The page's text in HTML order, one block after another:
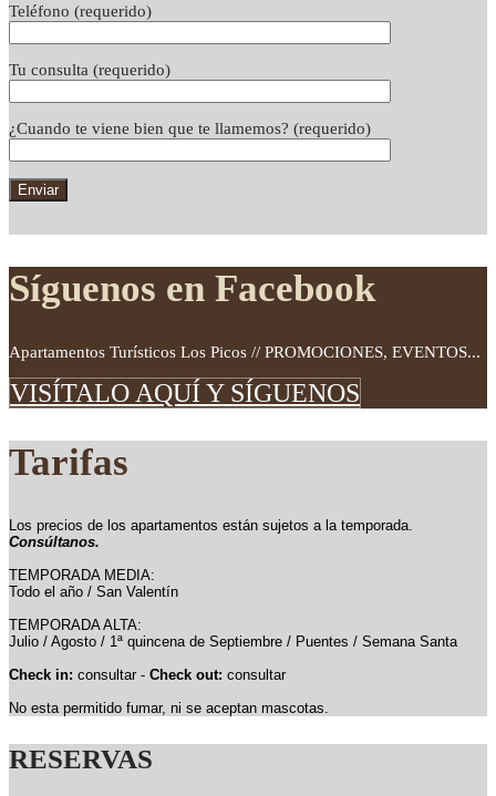
Teléfono (requerido)
Tu consulta (requerido)
¿Cuando te viene bien que te llamemos? (requerido)
Síguenos en Facebook
Apartamentos Turísticos Los Picos // PROMOCIONES, EVENTOS...
VISÍTALO AQUÍ Y SÍGUENOS
Tarifas
Los precios de los apartamentos están sujetos a la temporada.
Consúltanos.
TEMPORADA MEDIA:
Todo el año / San Valentín
TEMPORADA ALTA:
Julio / Agosto / 1ª quincena de Septiembre / Puentes / Semana Santa
Check in: consultar - Check out: consultar
No esta permitido fumar, ni se aceptan mascotas.
RESERVAS